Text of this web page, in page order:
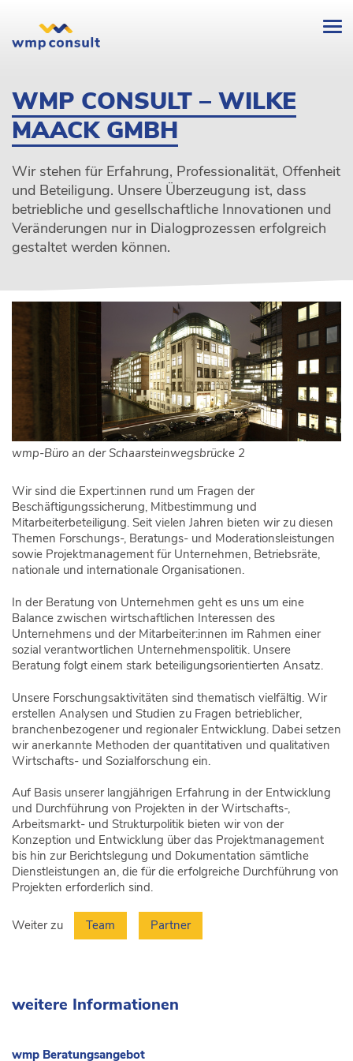
WMP CONSULT – WILKE
MAACK GMBH
Wir stehen für Erfahrung, Professionalität, Offenheit
und Beteiligung. Unsere Überzeugung ist, dass
betriebliche und gesellschaftliche Innovationen und
Veränderungen nur in Dialogprozessen erfolgreich
gestaltet werden können.
wmp-Büro an der Schaarsteinwegsbrücke 2
Wir sind die Expert:innen rund um Fragen der
Beschäftigungssicherung, Mitbestimmung und
Mitarbeiterbeteiligung. Seit vielen Jahren bieten wir zu diesen
Themen Forschungs-, Beratungs- und Moderationsleistungen
sowie Projektmanagement für Unternehmen, Betriebsräte,
nationale und internationale Organisationen.
In der Beratung von Unternehmen geht es uns um eine
Balance zwischen wirtschaftlichen Interessen des
Unternehmens und der Mitarbeiter:innen im Rahmen einer
sozial verantwortlichen Unternehmenspolitik. Unsere
Beratung folgt einem stark beteiligungsorientierten Ansatz.
Unsere Forschungsaktivitäten sind thematisch vielfältig. Wir
erstellen Analysen und Studien zu Fragen betrieblicher,
branchenbezogener und regionaler Entwicklung. Dabei setzen
wir anerkannte Methoden der quantitativen und qualitativen
Wirtschafts- und Sozialforschung ein.
Auf Basis unserer langjährigen Erfahrung in der Entwicklung
und Durchführung von Projekten in der Wirtschafts-,
Arbeitsmarkt- und Strukturpolitik bieten wir von der
Konzeption und Entwicklung über das Projektmanagement
bis hin zur Berichtslegung und Dokumentation sämtliche
Dienstleistungen an, die für die erfolgreiche Durchführung von
Projekten erforderlich sind.
Weiter zu Team Partner
weitere
weitere Informationen
wmp Beratungsangebot